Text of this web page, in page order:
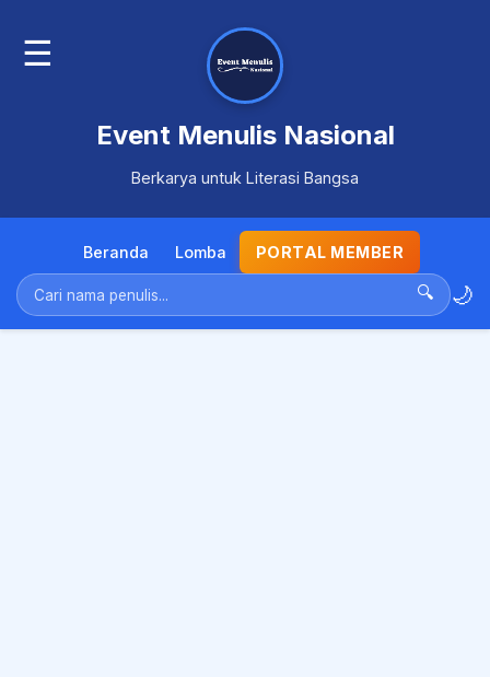
☰
Event Menulis Nasional
Berkarya untuk Literasi Bangsa
Beranda Lomba PORTAL MEMBER
🔍 🌙